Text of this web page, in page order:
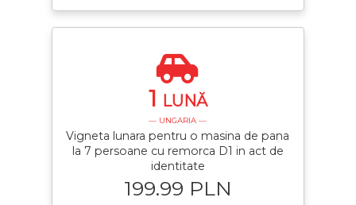
1 LUNĂ
— UNGARIA —
Vigneta lunara pentru o masina de pana
la 7 persoane cu remorca D1 in act de
identitate
199.99 PLN